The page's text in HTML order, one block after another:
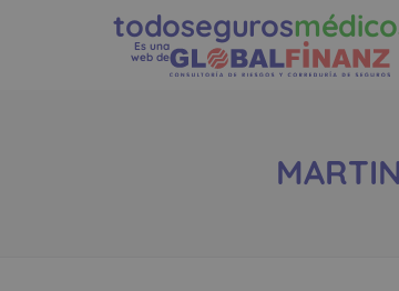
todoseguros
Es una
web de